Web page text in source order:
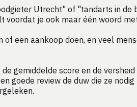
Utrecht" of "tandarts in
je ook maar één woord
een aankoop doen, en veel
gemiddelde score en de
goede review de duw die ze